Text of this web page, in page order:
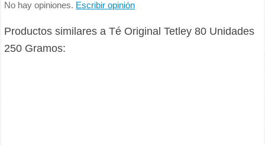
No hay opiniones. Escribir opinión
Productos similares a Té Original Tetley 80 Unidades
250 Gramos: